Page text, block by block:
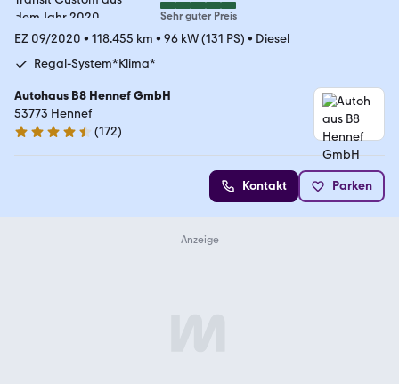
Sehr guter Preis
EZ 09/2020 • 118.455 km • 96 kW (131 PS) • Diesel
Regal-System*Klima*
Autohaus B8 Hennef GmbH
53773 Hennef
4.4 Sterne
(172)
Kontakt Parken